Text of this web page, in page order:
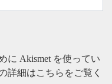
に Akismet を使ってい
詳細はこちらをご覧く